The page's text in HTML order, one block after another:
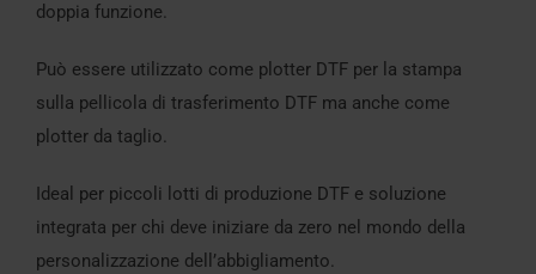
doppia funzione.
Può essere utilizzato come plotter DTF per la stampa
sulla pellicola di trasferimento DTF ma anche come
plotter da taglio.
Ideal per piccoli lotti di produzione DTF e soluzione
integrata per chi deve iniziare da zero nel mondo della
personalizzazione dell’abbigliamento.